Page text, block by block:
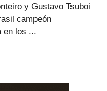
y Gustavo Tsuboi
campeón
en los ...